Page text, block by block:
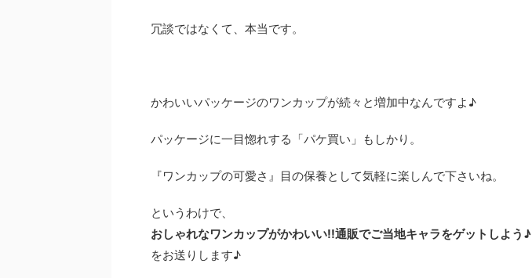
冗談ではなくて、本当です。
かわいいパッケージのワンカップが続々と増加中なんですよ♪
パッケージに一目惚れする「パケ買い」もしかり。
『ワンカップの可愛さ』目の保養として気軽に楽しんで下さいね。
というわけで、
おしゃれなワンカップがかわいい!!通販でご当地キャラをゲットしよう♪
をお送りします♪